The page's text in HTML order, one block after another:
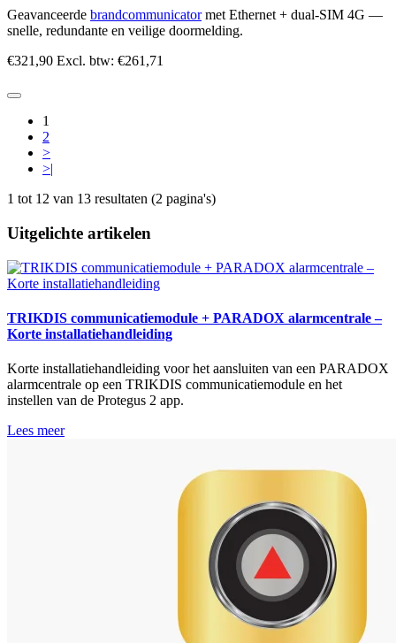
Geavanceerde brandcommunicatormet Ethernet + dual-SIM 4G —
snelle, redundante en veilige doormelding.
€321,90 Excl. btw: €261,71
1
2
>
>|
1 tot 12 van 13 resultaten (2 pagina's)
Uitgelichte artikelen
TRIKDIS communicatiemodule + PARADOX alarmcentrale –
Korte installatiehandleiding
Korte installatiehandleiding voor het aansluiten van een PARADOX
alarmcentrale op een TRIKDIS communicatiemodule en het
instellen van de Protegus 2 app.
Lees meer